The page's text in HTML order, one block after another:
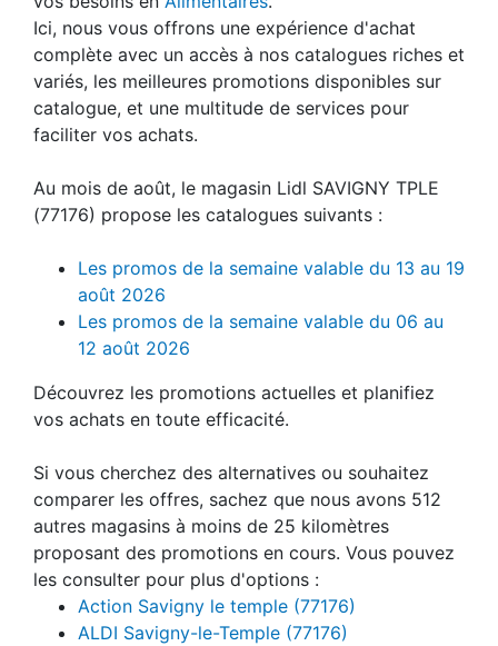
Ici, nous vous offrons une expérience d'achat
complète avec un accès à nos catalogues riches et
variés, les meilleures promotions disponibles sur
catalogue, et une multitude de services pour
faciliter vos achats.
Au mois de août, le magasin Lidl SAVIGNY TPLE
(77176) propose les catalogues suivants :
Les promos de la semaine valable du 13 au 19
août 2026
Les promos de la semaine valable du 06 au
12 août 2026
Découvrez les promotions actuelles et planifiez
vos achats en toute efficacité.
Si vous cherchez des alternatives ou souhaitez
comparer les offres, sachez que nous avons 512
autres magasins à moins de 25 kilomètres
proposant des promotions en cours. Vous pouvez
les consulter pour plus d'options :
Action Savigny le temple (77176)
ALDI Savigny-le-Temple (77176)